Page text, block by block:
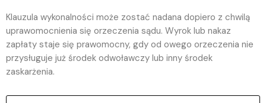
Klauzula wykonalności może zostać nadana dopiero z chwilą
uprawomocnienia się orzeczenia sądu. Wyrok lub nakaz
zapłaty staje się prawomocny, gdy od owego orzeczenia nie
przysługuje już środek odwoławczy lub inny środek
zaskarżenia.